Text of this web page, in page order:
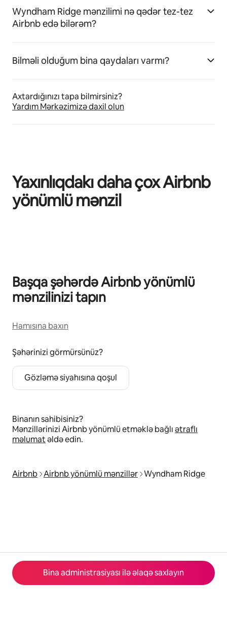
Bina administrasiyası ilə əlaqə saxlayın
Wyndham Ridge mənzilimi nə qədər tez-tez
Airbnb edə bilərəm?
Bilməli olduğum bina qaydaları varmı?
Axtardığınızı tapa bilmirsiniz?
Yardım Mərkəzimizə daxil olun
Yaxınlıqdakı daha çox Airbnb
yönümlü mənzil
Başqa şəhərdə Airbnb yönümlü
mənzilinizi tapın
Hamısına baxın
Şəhərinizi görmürsünüz?
Gözləmə siyahısına qoşul
Binanın sahibisiniz?
Mənzillərinizi Airbnb yönümlü etməklə bağlıətraflı
məlumatəldə edin.
Airbnb Airbnb yönümlü mənzillər Wyndham Ridge